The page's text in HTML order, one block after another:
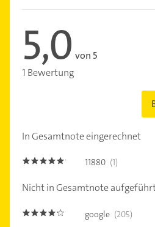
5,0 von 5
1 Bewertung
In Gesamtnote eingerechnet
5.0 11880 (1)
Nicht in Gesamtnote
4.1 google (205)